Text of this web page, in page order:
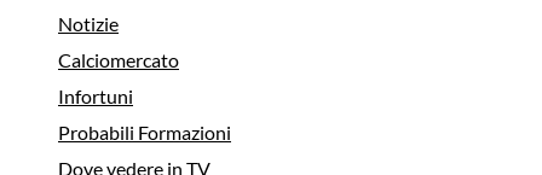
Notizie
Calciomercato
Infortuni
Probabili Formazioni
Dove vedere in TV